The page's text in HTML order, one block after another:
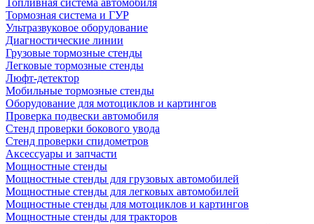
Топливная система автомобиля
Тормозная система и ГУР
Ультразвуковое оборудование
Диагностические линии
Грузовые тормозные стенды
Легковые тормозные стенды
Люфт-детектор
Мобильные тормозные стенды
Оборудование для мотоциклов и картингов
Проверка подвески автомобиля
Стенд проверки бокового увода
Стенд проверки спидометров
Аксессуары и запчасти
Мощностные стенды
Мощностные стенды для грузовых автомобилей
Мощностные стенды для легковых автомобилей
Мощностные стенды для мотоциклов и картингов
Мощностные стенды для тракторов